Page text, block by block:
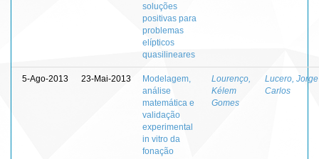
soluções
positivas para
problemas
elípticos
quasilineares
5-Ago-2013 23-Mai-2013
Modelagem,
análise
matemática e
validação
experimental
in vitro da
fonação
Lourenço,
Kélem
Gomes
Lucero, Jorge
Carlos